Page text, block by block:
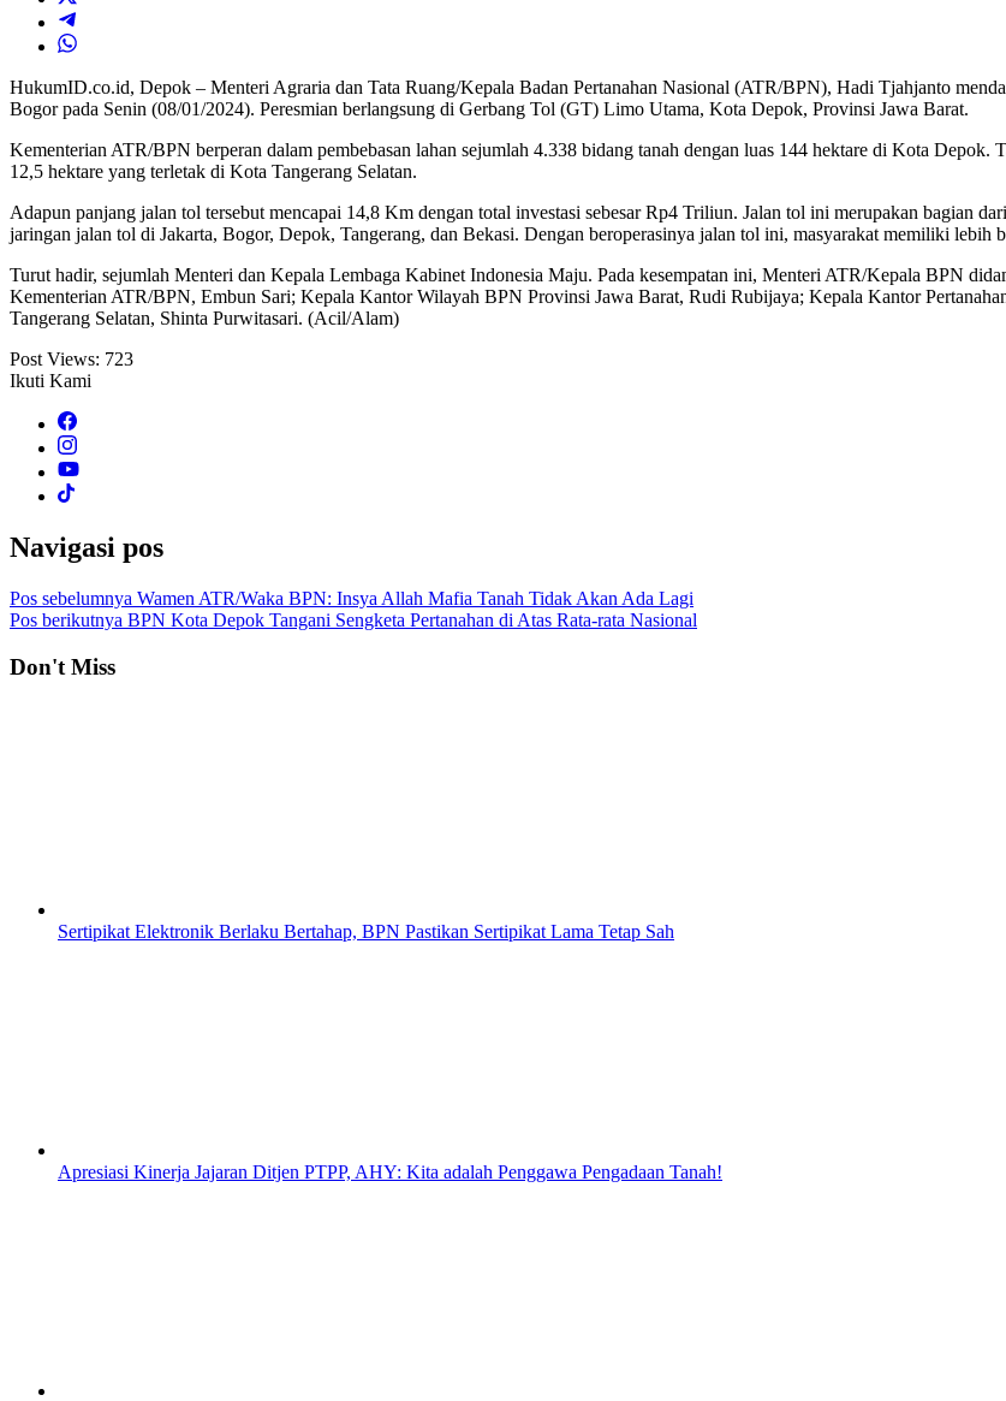
HukumID.co.id, Depok – Menteri Agraria dan Tata Ruang/Kepala Badan Pertanahan Nasional (ATR/BPN), Hadi Tjahjanto
Bogor pada Senin (08/01/2024). Peresmian berlangsung di Gerbang Tol (GT) Limo Utama, Kota Depok, Provinsi Jawa Barat.
Kementerian ATR/BPN berperan dalam pembebasan lahan sejumlah 4.338 bidang tanah dengan luas 144 hektare di Kota Depok.
12,5 hektare yang terletak di Kota Tangerang Selatan.
Adapun panjang jalan tol tersebut mencapai 14,8 Km dengan total investasi sebesar Rp4 Triliun. Jalan tol ini merupakan bagian
jaringan jalan tol di Jakarta, Bogor, Depok, Tangerang, dan Bekasi. Dengan beroperasinya jalan tol ini, masyarakat memiliki
Turut hadir, sejumlah Menteri dan Kepala Lembaga Kabinet Indonesia Maju. Pada kesempatan ini, Menteri ATR/Kepala BPN
Kementerian ATR/BPN, Embun Sari; Kepala Kantor Wilayah BPN Provinsi Jawa Barat, Rudi Rubijaya; Kepala Kantor
Tangerang Selatan, Shinta Purwitasari. (Acil/Alam)
Post Views: 723
Ikuti Kami
Navigasi pos
Pos sebelumnya Wamen ATR/Waka BPN: Insya Allah Mafia Tanah Tidak Akan Ada Lagi
Pos berikutnya BPN Kota Depok Tangani Sengketa Pertanahan di Atas Rata-rata Nasional
Don't Miss
Sertipikat Elektronik Berlaku Bertahap, BPN Pastikan Sertipikat Lama Tetap Sah
Apresiasi Kinerja Jajaran Ditjen PTPP, AHY: Kita adalah Penggawa Pengadaan Tanah!